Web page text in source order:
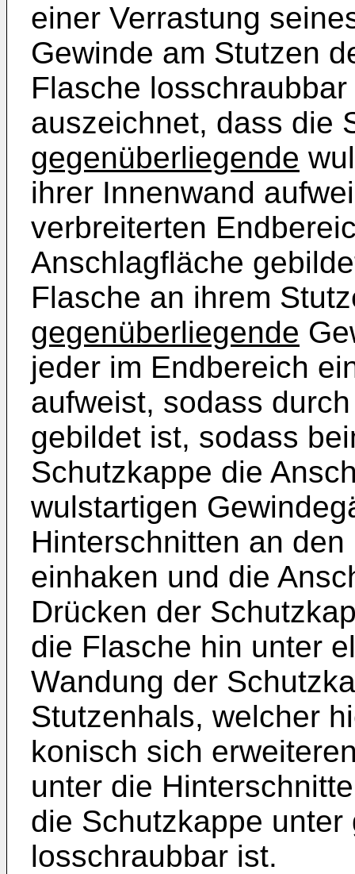
einer Verrastung
Gewinde am Stutzen
Flasche
auszeichnet, dass die
gegenüberliegende
ihrer Innenwand
verbreiterten
Anschlagfläche
Flasche an ihrem
gegenüberliegende
jeder im Endbereich
aufweist, sodass
gebildet ist, sodass
Schutzkappe die
wulstartigen
Hinterschnitten an
einhaken und die
Drücken der
die Flasche hin unter
Wandung der
Stutzenhals, welcher
konisch sich
unter die
die Schutzkappe unter
losschraubbar ist.